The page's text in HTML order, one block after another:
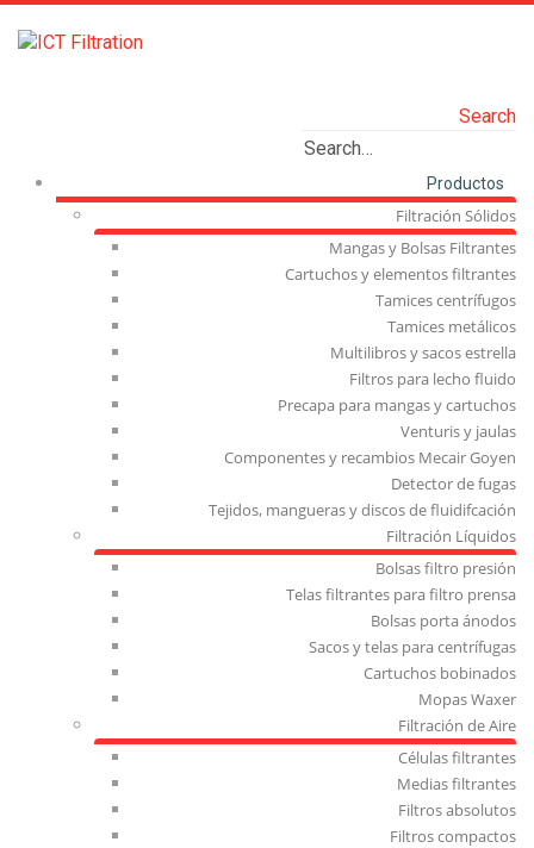
Search
Productos
Filtración Sólidos
Mangas y Bolsas Filtrantes
Cartuchos y elementos filtrantes
Tamices centrífugos
Tamices metálicos
Multilibros y sacos estrella
Filtros para lecho fluido
Precapa para mangas y cartuchos
Venturis y jaulas
Componentes y recambios Mecair Goyen
Detector de fugas
Tejidos, mangueras y discos de fluidifcación
Filtración Líquidos
Bolsas filtro presión
Telas filtrantes para filtro prensa
Bolsas porta ánodos
Sacos y telas para centrífugas
Cartuchos bobinados
Mopas Waxer
Filtración de Aire
Células filtrantes
Medias filtrantes
Filtros absolutos
Filtros compactos